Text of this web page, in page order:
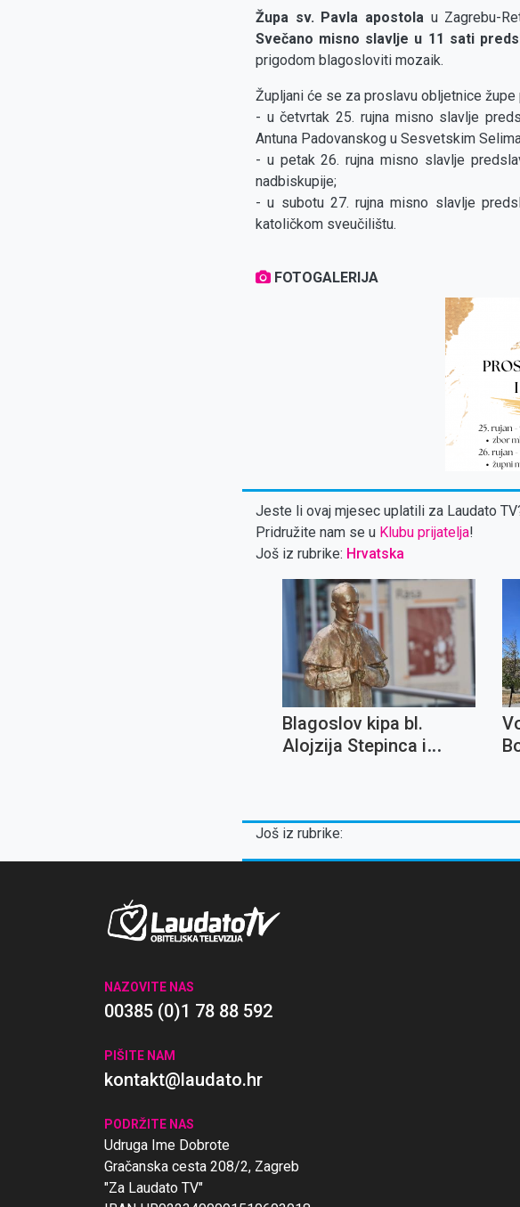
Župa sv. Pavla apostola u Zagrebu-
Svečano misno slavlje u 11 sati
prigodom blagosloviti mozaik.
Župljani će se za proslavu obljetnice
- u četvrtak 25. rujna misno slavlje
Antuna Padovanskog u Sesvetskim
- u petak 26. rujna misno slavlje
nadbiskupije;
- u subotu 27. rujna misno slavlje
katoličkom sveučilištu.
FOTOGALERIJA
Jeste li ovaj mjesec uplatili za Laudato
Pridružite nam se u Klubu prijatelja!
Još iz rubrike: Hrvatska
Blagoslov kipa bl.
Alojzija Stepinca i
Opatiji
Još iz rubrike:
NAZOVITE NAS
00385 (0)1 78 88 592
PIŠITE NAM
kontakt@laudato.hr
PODRŽITE NAS
Udruga Ime Dobrote
Gračanska cesta 208/2, Zagreb
"Za Laudato TV"